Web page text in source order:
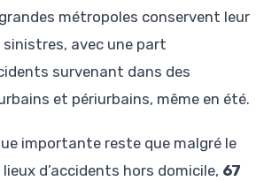
métropoles conservent leur
avec une part
survenant dans des
et périurbains, même en été.
importante reste que malgré le
d’accidents hors domicile, 67